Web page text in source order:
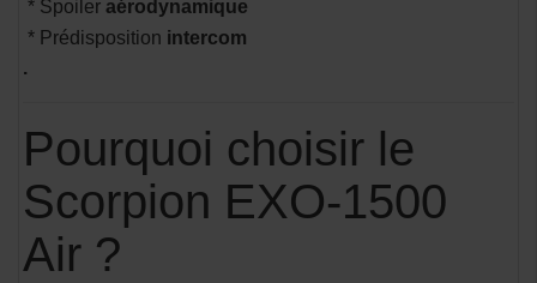
* Spoiler aérodynamique
* Prédisposition intercom
.
Pourquoi choisir le
Scorpion EXO-1500
Air ?